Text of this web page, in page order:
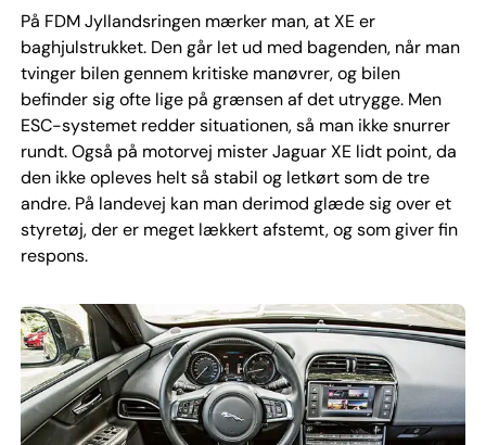
På FDM Jyllandsringen mærker man, at XE er
baghjulstrukket. Den går let ud med bagenden, når man
tvinger bilen gennem kritiske manøvrer, og bilen
befinder sig ofte lige på grænsen af det utrygge. Men
ESC-systemet redder situationen, så man ikke snurrer
rundt. Også på motorvej mister Jaguar XE lidt point, da
den ikke opleves helt så stabil og letkørt som de tre
andre. På landevej kan man derimod glæde sig over et
styretøj, der er meget lækkert afstemt, og som giver fin
respons.